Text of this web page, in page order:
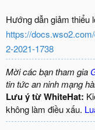
Hướng dẫn giảm thiểu
https://
2-2021-1738
Mời các bạn tham gia
tin tức an ninh mạng
Lưu ý từ WhiteHat:
không làm điều xấu.